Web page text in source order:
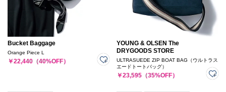
Bucket Baggage
Orange Piece L
￥22,440（40%OFF）
YOUNG & OLSEN The
DRYGOODS STORE
ULTRASUEDE ZIP BOAT BAG（ウルトラス
エードトートバッグ）
￥23,595（35%OFF）